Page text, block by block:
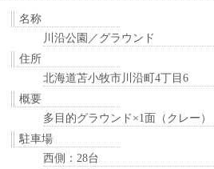
名称
川沿公園／グラウンド
住所
北海道苫小牧市川沿町4丁目6
概要
多目的グラウンド×1面（クレー）
駐車場
西側：28台